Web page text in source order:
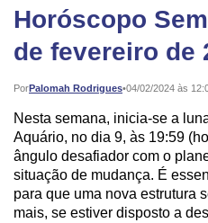
Horóscopo
de fevereiro de
PorPalomah Rodrigues•
Publicado: 04/02/2024 às
Nesta semana, inicia-se a
Aquário, no dia 9, às 19:59
ângulo desafiador com o
situação de mudança. É
para que uma nova estrutura
mais, se estiver disposto a